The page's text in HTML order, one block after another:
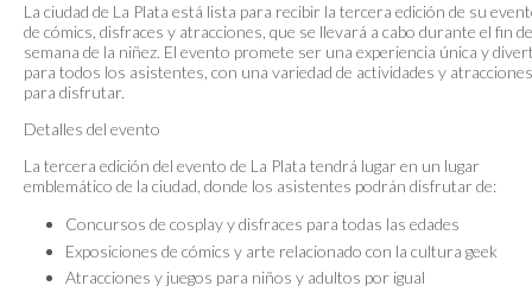
La ciudad de La Plata está lista para recibir la tercera edición de su
de cómics, disfraces y atracciones, que se llevará a cabo durante el fin de
semana de la niñez. El evento promete ser una experiencia única y
para todos los asistentes, con una variedad de actividades y atracciones
para disfrutar.
Detalles del evento
La tercera edición del evento de La Plata tendrá lugar en un lugar
emblemático de la ciudad, donde los asistentes podrán disfrutar de:
Concursos de cosplay y disfraces para todas las edades
Exposiciones de cómics y arte relacionado con la cultura geek
Atracciones y juegos para niños y adultos por igual